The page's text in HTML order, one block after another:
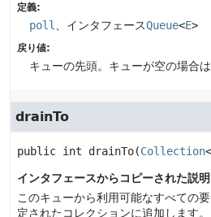
定義:
poll 、インタフェースQueue<E>
戻り値:
キューの先頭。キューが空の場合は
drainTo
public int drainTo(Collection
インタフェースからコピーされた説
このキューから利用可能なすべての
定されたコレクションに追加します。